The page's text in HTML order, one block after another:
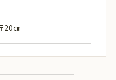
20㎝